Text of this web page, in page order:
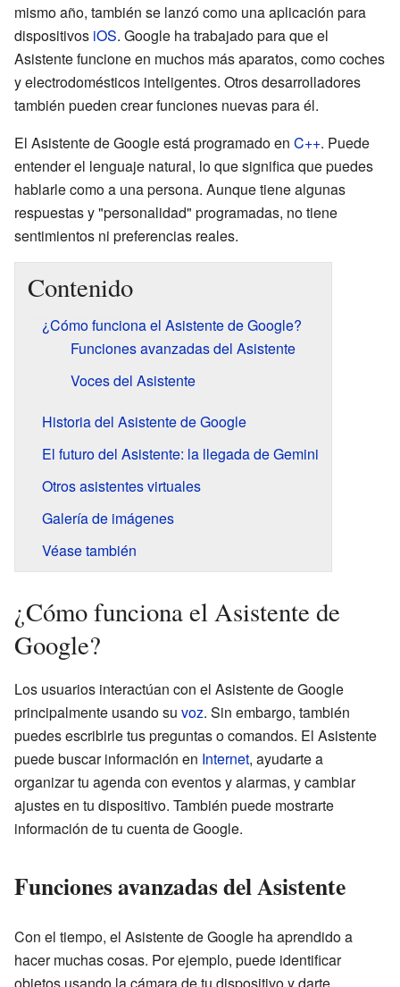
mismo año, también se lanzó como una aplicación para
dispositivos iOS. Google ha trabajado para que el
Asistente funcione en muchos más aparatos, como coches
y electrodomésticos inteligentes. Otros desarrolladores
también pueden crear funciones nuevas para él.
El Asistente de Google está programado en C++. Puede
entender el lenguaje natural, lo que significa que puedes
hablarle como a una persona. Aunque tiene algunas
respuestas y "personalidad" programadas, no tiene
sentimientos ni preferencias reales.
Contenido
¿Cómo funciona el Asistente de Google?
Funciones avanzadas del Asistente
Voces del Asistente
Historia del Asistente de Google
El futuro del Asistente: la llegada de Gemini
Otros asistentes virtuales
Galería de imágenes
Véase también
¿Cómo funciona el Asistente de
Google?
Los usuarios interactúan con el Asistente de Google
principalmente usando su voz. Sin embargo, también
puedes escribirle tus preguntas o comandos. El Asistente
puede buscar información en Internet, ayudarte a
organizar tu agenda con eventos y alarmas, y cambiar
ajustes en tu dispositivo. También puede mostrarte
información de tu cuenta de Google.
Funciones avanzadas del Asistente
Con el tiempo, el Asistente de Google ha aprendido a
hacer muchas cosas. Por ejemplo, puede identificar
objetos usando la cámara de tu dispositivo y darte